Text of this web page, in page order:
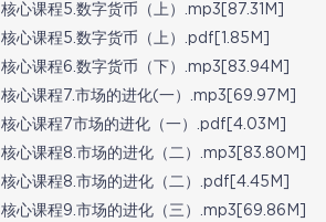
核心课程5.数字货币（上）.mp3[87.31M]
核心课程5.数字货币（上）.pdf[1.85M]
核心课程6.数字货币（下）.mp3[83.94M]
核心课程7.市场的进化(一）.mp3[69.97M]
核心课程7市场的进化（一）.pdf[4.03M]
核心课程8.市场的进化（二）.mp3[83.80M]
核心课程8.市场的进化（二）.pdf[4.45M]
核心课程9.市场的进化（三）.mp3[69.86M]